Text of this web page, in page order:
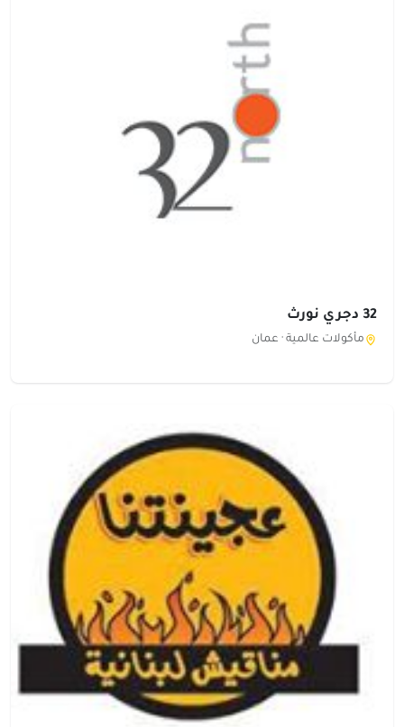
32 دجري نورث
مأكولات عالمية · عمان